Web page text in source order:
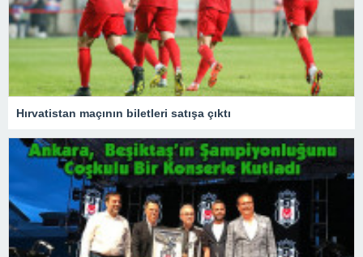
Hırvatistan maçının biletleri satışa çıktı